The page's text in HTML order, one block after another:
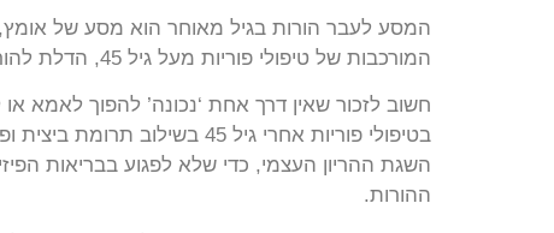
המורכבות של טיפולי פוריות מעל גיל 45, הדלת להורות מעולם לא הייתה פתוחה יותר בזכות הטכנולוגיה המודרנית והפתרונות היצירתיים הקיימים כיום.
בטיפולי פוריות אחרי גיל
השגת ההריון העצמי, כדי שלא לפגוע בבריאות
ההורות.